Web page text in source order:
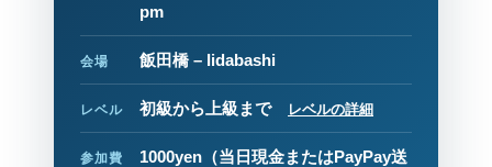
pm
会場 飯田橋 – Iidabashi
レベル 初級から上級まで レベルの詳細
参加費 1000yen （当日現金またはPayPay送